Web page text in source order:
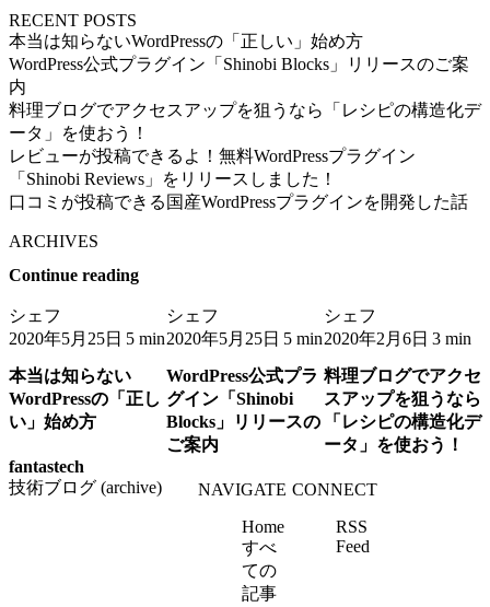
RECENT POSTS
本当は知らないWordPressの「正しい」始め方
WordPress公式プラグイン「Shinobi Blocks」リリースのご案
内
料理ブログでアクセスアップを狙うなら「レシピの構造化デ
ータ」を使おう！
レビューが投稿できるよ！無料WordPressプラグイン
「Shinobi Reviews」をリリースしました！
口コミが投稿できる国産WordPressプラグインを開発した話
ARCHIVES
Continue reading
シェフ
2020年5月25日 5 min
本当は知らない
WordPressの「正し
い」始め方
シェフ
2020年5月25日 5 min
WordPress公式プラ
グイン「Shinobi
Blocks」リリースの
ご案内
シェフ
2020年2月6日 3 min
料理ブログでアクセ
スアップを狙うなら
「レシピの構造化デ
ータ」を使おう！
fantastech
技術ブログ (archive)
NAVIGATE
Home
すべ
ての
記事
CONNECT
RSS
Feed